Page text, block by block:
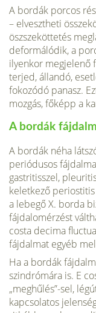
A bordák porcos
– elvesztheti
öszszeköttetés
deformálódik, a
ilyenkor megjelenő
terjed, állandó,
fokozódó panasz.
mozgás, főképp a
A bordák
A bordák néha
periódusos
gastritisszel,
keletkező
a lebegő X. borda
fájdalomérzést
costa decima
fájdalmat egyéb
Ha a bordák
szindrómára is. E
„meghűlés”-sel,
kapcsolatos